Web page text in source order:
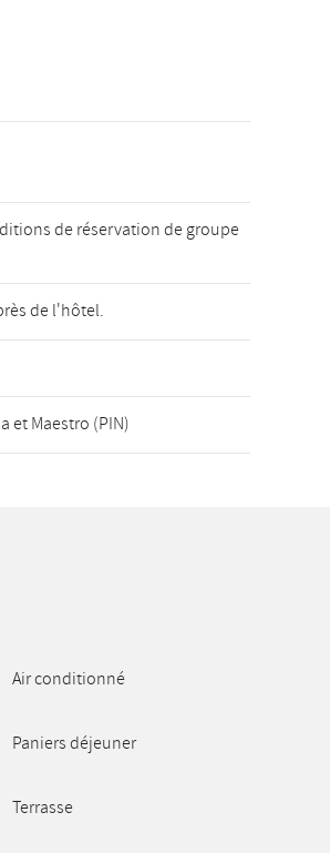
de réservation de groupe
de l'hôtel.
et Maestro (PIN)
Air conditionné
Paniers déjeuner
Terrasse